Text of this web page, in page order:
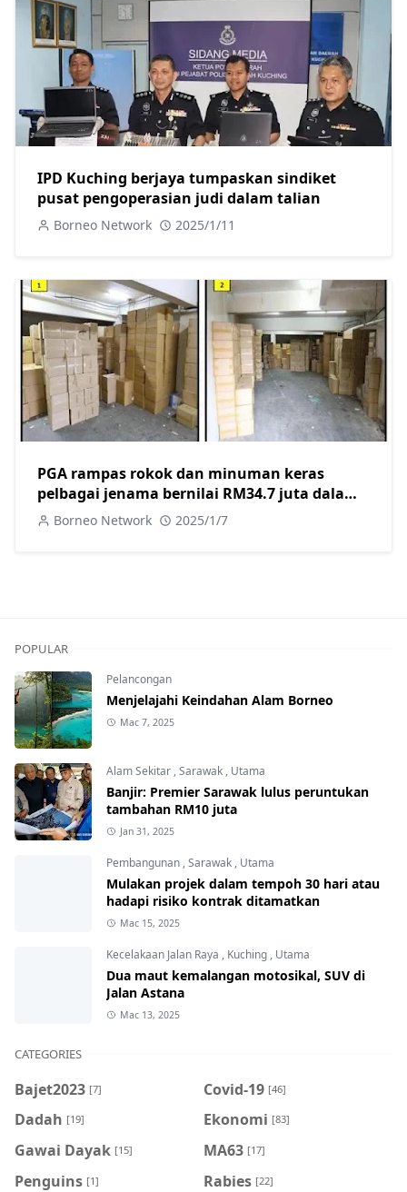
IPD Kuching berjaya tumpaskan sindiket
pusat pengoperasian judi dalam talian
Borneo Network 2025/1/11
PGA rampas rokok dan minuman keras
pelbagai jenama bernilai RM34.7 juta dalam
dua serbuan berasingan di Kuching
Borneo Network 2025/1/7
POPULAR
Pelancongan
Menjelajahi Keindahan Alam Borneo
Mac 7, 2025
Alam Sekitar ,Sarawak , Utama
Banjir: Premier Sarawak lulus peruntukan
tambahan RM10 juta
Jan 31, 2025
Pembangunan ,Sarawak , Utama
Mulakan projek dalam tempoh 30 hari atau
hadapi risiko kontrak ditamatkan
Mac 15, 2025
Kecelakaan Jalan Raya , Kuching , Utama
Dua maut kemalangan motosikal, SUV di
Jalan Astana
Mac 13, 2025
CATEGORIES
Bajet2023 [7] Covid-19 [46]
Dadah [19] Ekonomi [83]
Gawai Dayak [15] MA63 [17]
Penguins [1] Rabies [22]